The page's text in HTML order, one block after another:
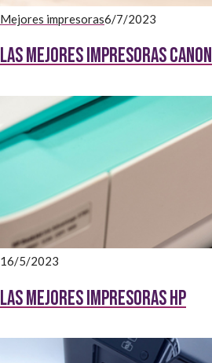
Mejores impresoras6/7/2023
Las mejores impresoras Canon
16/5/2023
Las Mejores impresoras HP